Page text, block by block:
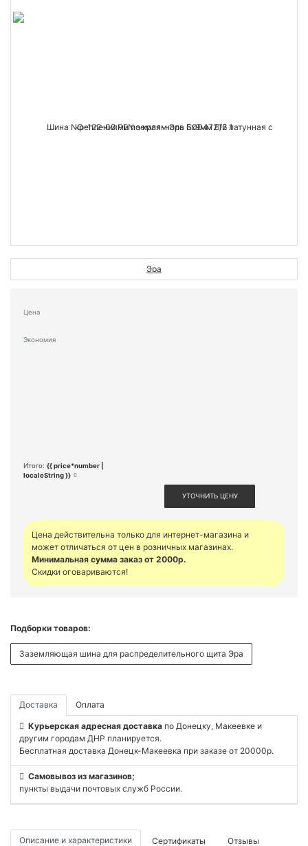
Эра
Цена
Экономия
Итого: {{ price*number |
localeString }}
УТОЧНИТЬ ЦЕНУ
Цена действительна только для интернет-магазина и
может отличаться от цен в розничных магазинах.
Минимальная сумма заказ от 2000р.
Скидки оговариваются!
Подборки товаров:
Заземляющая шина для распределительного щита Эра
Доставка Оплата
Курьерская адресная доставка по Донецку, Макеевке и
другим городам ДНР планируется.
Бесплатная доставка Донецк-Макеевка при заказе от 20000р.
Самовывоз из магазинов;
пункты выдачи почтовых служб России.
Описание и характеристики Сертификаты Отзывы